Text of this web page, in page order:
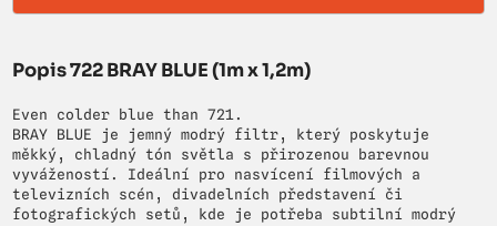
Popis 722 BRAY BLUE (1m x 1,2m)
Even colder blue than 721.
BRAY BLUE je jemný modrý filtr, který poskytuje
měkký, chladný tón světla s přirozenou barevnou
vyvážeností. Ideální pro nasvícení filmových a
televizních scén, divadelních představení či
fotografických setů, kde je potřeba subtilní modrý